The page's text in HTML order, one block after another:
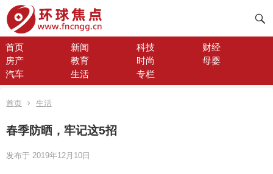
首页 新闻 科技
财经
房产
教育 时尚
母婴
汽车
生活 专栏
首页 生活
春季防晒，牢记这5招
发布于 2019年12月10日